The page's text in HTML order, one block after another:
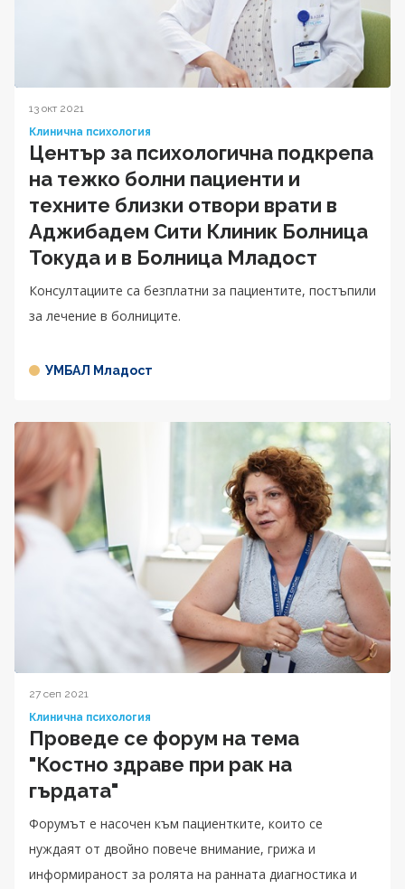
13 окт 2021
Клинична психология
Център за психологична подкрепа
на тежко болни пациенти и
техните близки отвори врати в
Аджибадем Сити Клиник Болница
Токуда и в Болница Младост
Консултациите са безплатни за пациентите, постъпили
за лечение в болниците.
УМБАЛ Младост
27 сеп 2021
Клинична психология
Проведе се форум на тема
"Костно здраве при рак на
гърдата"
Форумът е насочен към пациентките, които се
нуждаят от двойно повече внимание, грижа и
информираност за ролята на ранната диагностика и